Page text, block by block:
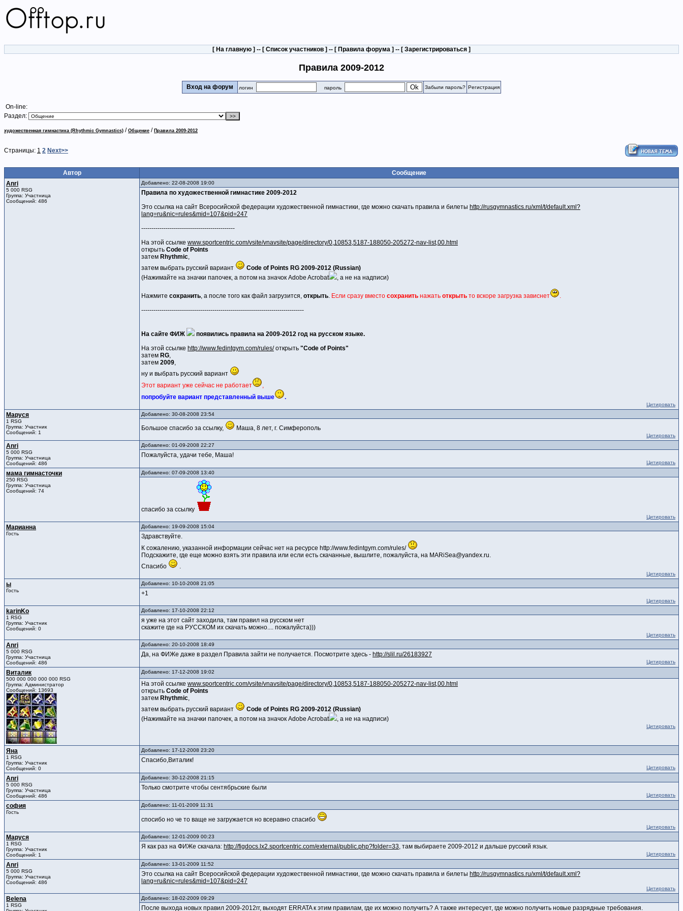
[ На главную ] -- [ Список участников ] -- [ Правила форума ] -- [ Зарегистрироваться ]
Правила 2009-2012
Вход на форум логин пароль Забыли пароль? Регистрация
On-line:
Раздел:
художественная гимнастика (Rhythmic Gymnastics) / Общение / Правила 2009-2012
Страницы: 1 2 Next>>
Автор
Сообщение
Anri
5 000 RSG
Группа: Участница
Сообщений: 486
Добавлено: 22-08-2008 19:00
Правила по художественной гимнастике 2009-2012
Это ссылка на сайт Всеросийской федерации художественной гимнастики, где можно скачать правила и билеты http://rusgymnastics.ru/xml/t/default.xml?
lang=ru&nic=rules&mid=107&pid=247
----------------------------------------------
На этой ссылке www.sportcentric.com/vsite/vnavsite/page/directory/0,10853,5187-188050-205272-nav-list,00.html
открыть Code of Points
затем Rhythmic,
затем выбрать русский вариант
Code of Points RG 2009-2012 (Russian)
(Нажимайте на значки папочек, а потом на значок Adobe Acrobat
, а не на надписи)
Нажмите сохранить, а после того как файл загрузится, открыть. Если сразу вместо сохранить нажать открыть то вскоре загрузка зависнет
.
--------------------------------------------------------------------------------
На сайте ФИЖ
появились правила на 2009-2012 год на русском языке.
На этой ссылке http://www.fedintgym.com/rules/открыть "Code of Points"
затем RG,
затем 2009,
ну и выбрать русский вариант
Этот вариант уже сейчас не работает
,
попробуйте вариант представленный выше
.
Цитировать
Маруся
1 RSG
Группа: Участник
Сообщений: 1
Добавлено: 30-08-2008 23:54
Большое спасибо за ссылку, Маша, 8 лет, г. Симферополь
Цитировать
Anri
5 000 RSG
Группа: Участница
Сообщений: 486
Добавлено: 01-09-2008 22:27
Пожалуйста, удачи тебе, Маша!
Цитировать
мама гимнасточки
250 RSG
Группа: Участница
Сообщений: 74
Добавлено: 07-09-2008 13:40
спасибо за ссылку
Цитировать
Марианна
Гость
Добавлено: 19-09-2008 15:04
Здравствуйте.
К сожалению, указанной информации сейчас нет на ресурсе http://www.fedintgym.com/rules/
Подскажите, где еще можно взять эти правила или если есть скачанные, вышлите, пожалуйста, на MARiSea@yandex.ru.
Спасибо
.
Цитировать
ы
Гость
Добавлено: 10-10-2008 21:05
+1
Цитировать
karinKo
1 RSG
Группа: Участник
Сообщений: 0
Добавлено: 17-10-2008 22:12
я уже на этот сайт заходила, там правил на русском нет
скажите где на РУССКОМ их скачать можно.... пожалуйста)))
Цитировать
Anri
5 000 RSG
Группа: Участница
Сообщений: 486
Добавлено: 20-10-2008 18:49
Да, на ФИЖе даже в раздел Правила зайти не получается. Посмотрите здесь - http://slil.ru/26183927
Цитировать
Виталик
500 000 000 000 000 RSG
Группа: Администратор
Сообщений: 13693
Добавлено: 17-12-2008 19:02
На этой ссылке www.sportcentric.com/vsite/vnavsite/page/directory/0,10853,5187-188050-205272-nav-list,00.html
открыть Code of Points
затем Rhythmic,
затем выбрать русский вариант
Code of Points RG 2009-2012 (Russian)
(Нажимайте на значки папочек, а потом на значок Adobe Acrobat
, а не на надписи)
Цитировать
Яна
1 RSG
Группа: Участник
Сообщений: 0
Добавлено: 17-12-2008 23:20
Спасибо,Виталик!
Цитировать
Anri
5 000 RSG
Группа: Участница
Сообщений: 486
Добавлено: 30-12-2008 21:15
Только смотрите чтобы сентябрьские были
Цитировать
софия
Гость
Добавлено: 11-01-2009 11:31
спосибо но че то ваще не загружается но всеравно спасибо
Цитировать
Маруся
1 RSG
Группа: Участник
Сообщений: 1
Добавлено: 12-01-2009 00:23
Я как раз на ФИЖе скачала: http://figdocs.lx2.sportcentric.com/external/public.php?folder=33, там выбираете 2009-2012 и дальше русский язык.
Цитировать
Anri
5 000 RSG
Группа: Участница
Сообщений: 486
Добавлено: 13-01-2009 11:52
Это ссылка на сайт Всеросийской федерации художественной гимнастики, где можно скачать правила и билеты http://rusgymnastics.ru/xml/t/default.xml?
lang=ru&nic=rules&mid=107&pid=247
Цитировать
Belena
1 RSG
Добавлено: 18-02-2009 09:29
После выхода новых правил 2009-2012гг, выходят ERRATA к этим правилам, где их можно получить? А также интересует, где можно получить новые разрядные требования.